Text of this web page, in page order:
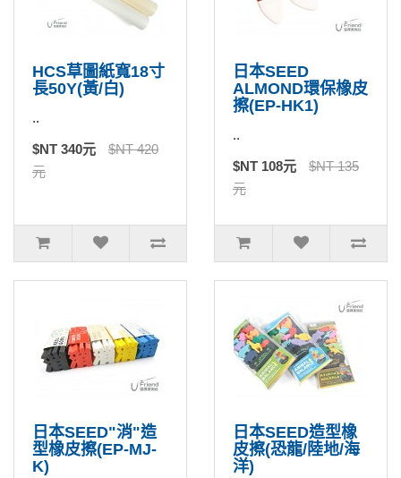
HCS草圖紙寬18寸
長50Y(黃/白)
..
$NT 340元
$NT 420
元
日本SEED
ALMOND環保橡皮
擦(EP-HK1)
..
$NT 108元
$NT 135
元
日本SEED"消"造
型橡皮擦(EP-MJ-
K)
日本SEED造型橡
皮擦(恐龍/陸地/海
洋)